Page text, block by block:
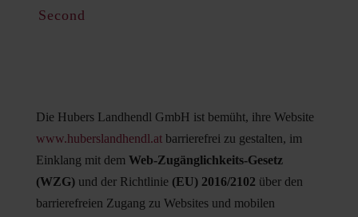
Second
Die Hubers Landhendl GmbH ist bemüht, ihre Website
www.huberslandhendl.atbarrierefrei zu gestalten, im
Einklang mit dem Web-Zugänglichkeits-Gesetz
(WZG)und der Richtlinie (EU) 2016/2102 über den
barrierefreien Zugang zu Websites und mobilen